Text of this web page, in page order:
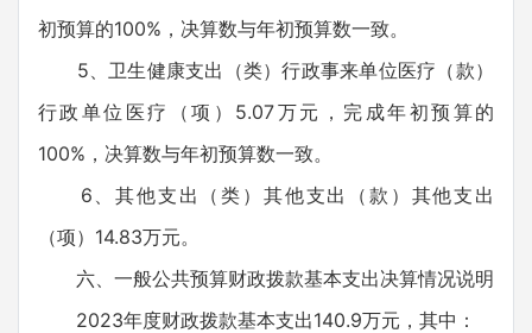
初预算的100%，决算数与年初预算数一致。
5、卫生健康支出（类）行政事来单位医疗（款）
行政单位医疗（项）5.07万元，完成年初预算的
100%，决算数与年初预算数一致。
6、其他支出（类）其他支出（款）其他支出
（项）14.83万元。
六、一般公共预算财政拨款基本支出决算情况说明
2023年度财政拨款基本支出140.9万元，其中：